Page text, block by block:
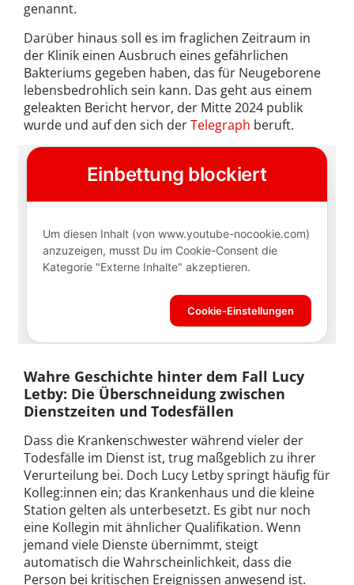
genannt.
Darüber hinaus soll es im fraglichen Zeitraum in
der Klinik einen Ausbruch eines gefährlichen
Bakteriums gegeben haben, das für Neugeborene
lebensbedrohlich sein kann. Das geht aus einem
geleakten Bericht hervor, der Mitte 2024 publik
wurde und auf den sich derTelegraph beruft.
Wahre Geschichte hinter dem Fall Lucy
Letby: Die Überschneidung zwischen
Dienstzeiten und Todesfällen
Dass die Krankenschwester während vieler der
Todesfälle im Dienst ist, trug maßgeblich zu ihrer
Verurteilung bei. Doch Lucy Letby springt häufig für
Kolleg:innen ein; das Krankenhaus und die kleine
Station gelten als unterbesetzt. Es gibt nur noch
eine Kollegin mit ähnlicher Qualifikation. Wenn
jemand viele Dienste übernimmt, steigt
automatisch die Wahrscheinlichkeit, dass die
Person bei kritischen Ereignissen anwesend ist.